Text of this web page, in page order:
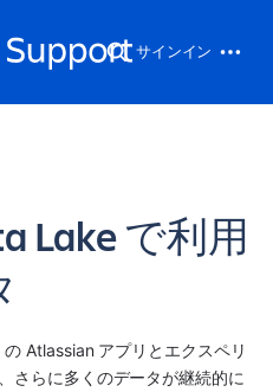
サインイン
Lake で利用
Atlassian アプリとエクスペリ
さらに多くのデータが継続的に